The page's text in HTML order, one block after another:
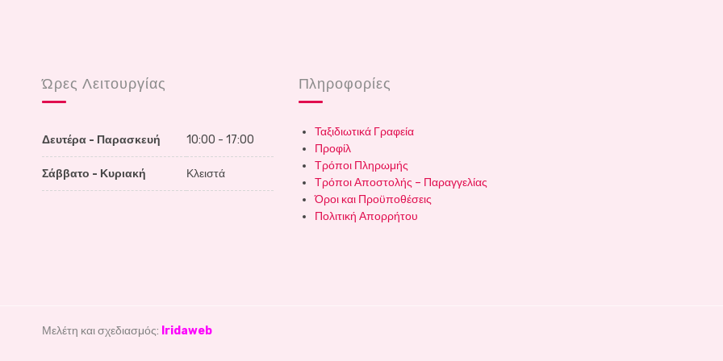
Ώρες Λειτουργίας
Δευτέρα - Παρασκευή 10:00 - 17:00
Σάββατο - Κυριακή Κλειστά
Πληροφορίες
Ταξιδιωτικά Γραφεία
Προφίλ
Τρόποι Πληρωμής
Τρόποι Αποστολής – Παραγγελίας
Όροι και Προϋποθέσεις
Πολιτική Απορρήτου
Μελέτη και σχεδιασμός: Iridaweb